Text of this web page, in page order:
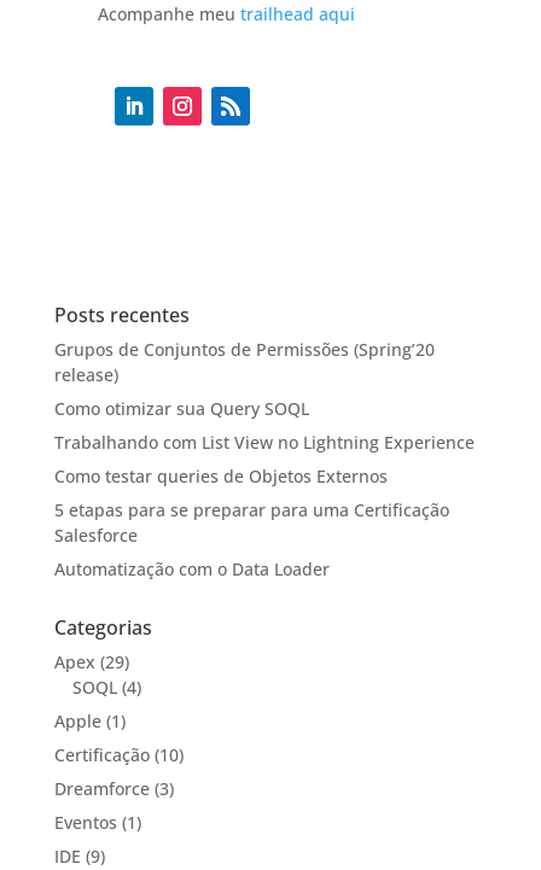
Acompanhe meu trailhead aqui
Posts recentes
Grupos de Conjuntos de Permissões (Spring’20
release)
Como otimizar sua Query SOQL
Trabalhando com List View no Lightning Experience
Como testar queries de Objetos Externos
5 etapas para se preparar para uma Certificação
Salesforce
Automatização com o Data Loader
Categorias
Apex (29)
SOQL(4)
Apple(1)
Certificação(10)
Dreamforce(3)
Eventos (1)
IDE (9)